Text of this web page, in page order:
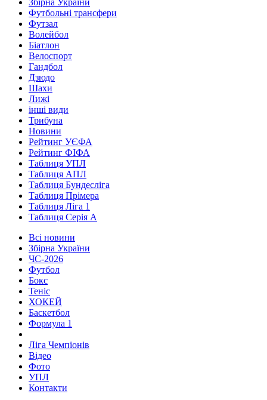
Збірна України
Футбольні трансфери
Футзал
Волейбол
Біатлон
Велоспорт
Гандбол
Дзюдо
Шахи
Лижі
інші види
Трибуна
Новини
Рейтинг УЄФА
Рейтинг ФІФА
Таблиця УПЛ
Таблиця АПЛ
Таблиця Бундесліга
Таблиця Прімера
Таблиця Ліга 1
Таблиця Серія А
Всі новини
Збірна України
ЧС-2026
Футбол
Бокс
Теніс
ХОКЕЙ
Баскетбол
Формула 1
Ліга Чемпіонів
Відео
Фото
УПЛ
Контакти